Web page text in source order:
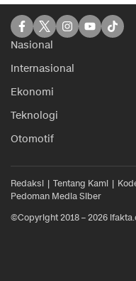
Nasional
Internasional
Ekonomi
Teknologi
Otomotif
Redaksi Tentang Kami
Pedoman Media Siber
©Copyright 2018 – 2026